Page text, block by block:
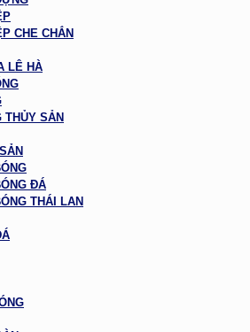
CHE CHẮN
LÊ HÀ
THỦY SẢN
ĐÁ
THÁI LAN